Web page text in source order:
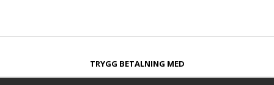
TRYGG BETALNING MED​